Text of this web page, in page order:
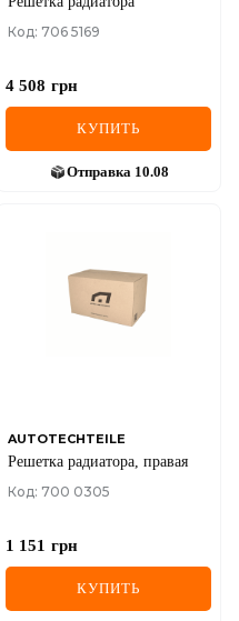
Код: 706 5169
4 508 грн
КУПИТЬ
Отправка 10.08
AUTOTECHTEILE
Решетка радиатора, правая
Код: 700 0305
1 151 грн
КУПИТЬ